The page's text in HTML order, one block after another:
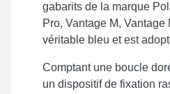
gabarits de la marque
Pro, Vantage M,
véritable bleu et est
Comptant une boucle
un dispositif de fixation